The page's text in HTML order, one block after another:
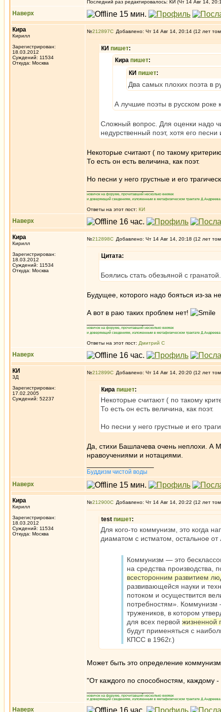
Последний раз редактировалось: КИ (Чт 14 Авг 14,
Наверх
Кира
Кирилл
Зарегистрирован:
18.03.2012
Суждений: 11534
Откуда: Москва
№212897 Добавлено: Чт 14 Авг 14, 20:14 (12 лет
КИ пишет:
Кира пишет:
КИ пишет:
Два самых плохих поэта в
А лучшие поэты в русском роке
Сложный вопрос. Для оценки надо
недурственный поэт, хотя его
Некоторые считают ( по такому
То есть он есть величина, как поэт.
Но песни у него грустные и его
новичок на форуме, прочитавший несколько книжек
и доверяющий сведениям, изложенным в метафизическом трактате
Ответы на этот пост: КИ
Наверх
Кира
Кирилл
Зарегистрирован:
18.03.2012
Суждений: 11534
Откуда: Москва
№212898 Добавлено: Чт 14 Авг 14, 20:18 (12 лет
Цитата:
Боялись стать обезьяной с гранатой.
Будущее, которого надо бояться из-за
А вот в раю таких проблем нет!
новичок на форуме, прочитавший несколько книжек
и доверяющий сведениям, изложенным в метафизическом трактате
Ответы на этот пост: Дмитрий С
Наверх
КИ
3Д
Зарегистрирован:
17.02.2005
Суждений: 52237
№212899 Добавлено: Чт 14 Авг 14, 20:20 (12 лет
Кира пишет:
Некоторые считают ( по такому
То есть он есть величина, как поэт.
Но песни у него грустные и его
Да, стихи Башлачева очень неплохи. А
нравоучениями и нотациями.
Буддизм чистой воды
Наверх
Кира
Кирилл
Зарегистрирован:
18.03.2012
Суждений: 11534
Откуда: Москва
№212900 Добавлено: Чт 14 Авг 14, 20:22 (12 лет
test пишет:
Для кого-то коммунизм, это когда
диаматом с истматом, остальное от
Коммунизм — это
на средства
всесторонним развитием
развивающейся науки и
потоком и осуществится
потребностям». Коммунизм
тружеников, в котором
для всех первой жизненной
будут применяться с
КПСС в 1962г.)
Может быть это определение
"От каждого по способностям, каждому
новичок на форуме, прочитавший несколько книжек
и доверяющий сведениям, изложенным в метафизическом трактате
Наверх